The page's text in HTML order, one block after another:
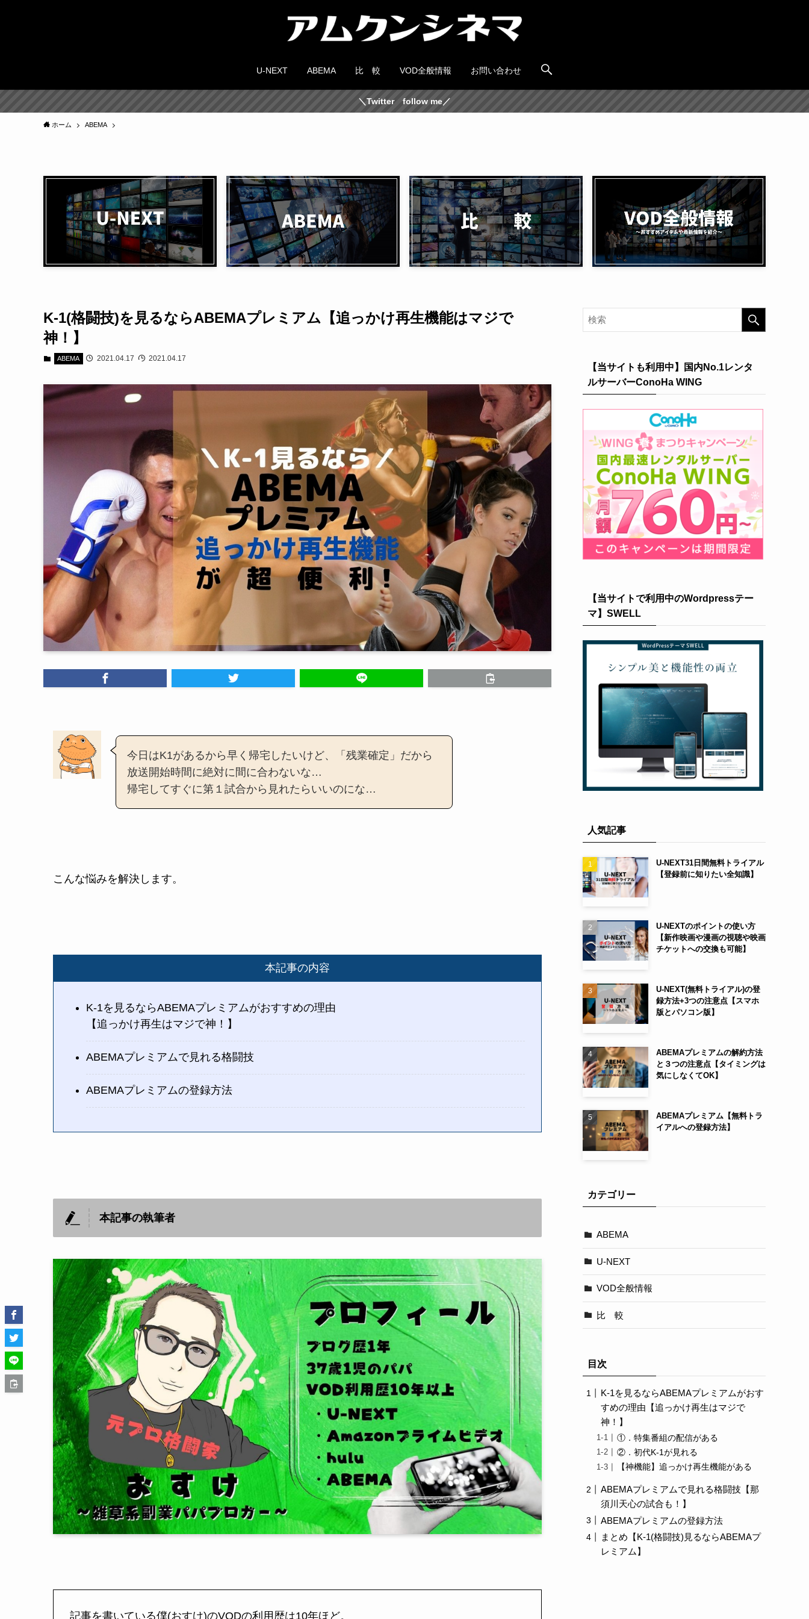
U-NEXT ABEMA 比 較 VOD全般情報 お問い合わせ
＼Twitter follow me／
ホーム ABEMA
K-1(格闘技)を見るならABEMAプレミアム【追っかけ再生機能はマジで
神！】
ABEMA 2021.04.17 2021.04.17
今日はK1があるから早く帰宅したいけど、「残業確定」だから
放送開始時間に絶対に間に合わないな…
帰宅してすぐに第１試合から見れたらいいのにな…
こんな悩みを解決します。
本記事の内容
K-1を見るならABEMAプレミアムがおすすめの理由
【追っかけ再生はマジで神！】
ABEMAプレミアムで見れる格闘技
ABEMAプレミアムの登録方法
本記事の執筆者
記事を書いている僕(おすけ)のVODの利用歴は10年ほど。
【当サイトも利用中】国内No.1レンタ
ルサーバーConoHa WING
【当サイトで利用中のWordpressテー
マ】SWELL
人気記事
U-NEXT31日間無料トライアル
【登録前に知りたい全知識】
U-NEXTのポイントの使い方
【新作映画や漫画の視聴や映画
チケットへの交換も可能】
U-NEXT(無料トライアル)の登
録方法+3つの注意点【スマホ
版とパソコン版】
ABEMAプレミアムの解約方法
と３つの注意点【タイミングは
気にしなくてOK】
ABEMAプレミアム【無料トラ
イアルへの登録方法】
カテゴリー
ABEMA
U-NEXT
VOD全般情報
比 較
目次
K-1を見るならABEMAプレミアムがおす
すめの理由【追っかけ再生はマジで
神！】
①．特集番組の配信がある
②．初代K-1が見れる
【神機能】追っかけ再生機能がある
ABEMAプレミアムで見れる格闘技【那
須川天心の試合も！】
ABEMAプレミアムの登録方法
まとめ【K-1(格闘技)見るならABEMAプ
レミアム】